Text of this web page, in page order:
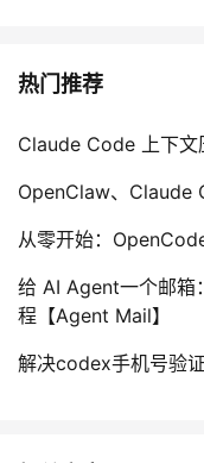
热门推荐
Claude Code 上下文
OpenClaw、Claude
从零开始：
给 AI Agent一个邮箱
程【Agent Mail】
解决codex手机号验